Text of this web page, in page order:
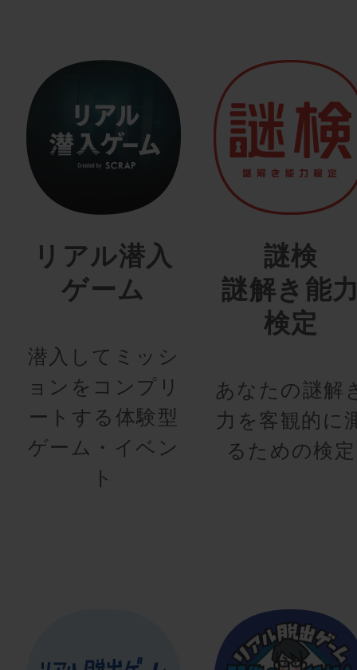
リアル潜入
ゲーム
潜入してミッシ
ョンをコンプリ
ートする体験型
ゲーム・イベン
ト
謎検
謎解き能
検定
あなたの謎解
力を客観的に
るための検定